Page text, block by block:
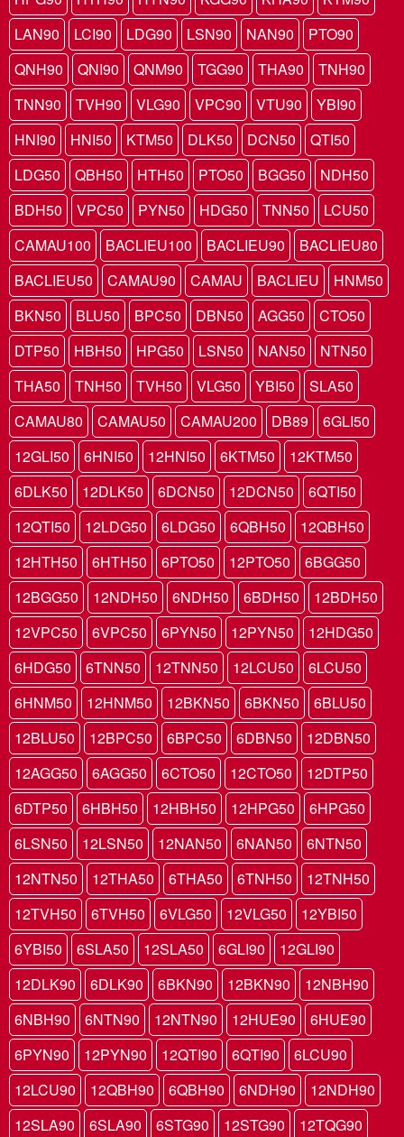
LAN90
LCI90 LDG90 LSN90 NAN90
PTO90
QNH90
QNI90 QNM90 TGG90 THA90
TNH90
TNN90
TVH90 VLG90 VPC90 VTU90
YBI90
HNI90
HNI50 KTM50 DLK50 DCN50
QTI50
LDG50
QBH50 HTH50 PTO50 BGG50
NDH50
BDH50
VPC50 PYN50 HDG50 TNN50
LCU50
CAMAU100
BACLIEU100 BACLIEU90
BACLIEU80
BACLIEU50
CAMAU90 CAMAU BACLIEU
HNM50
BKN50
BLU50 BPC50 DBN50 AGG50
CTO50
DTP50
HBH50 HPG50 LSN50 NAN50
NTN50
THA50
TNH50 TVH50 VLG50 YBI50
SLA50
CAMAU80
CAMAU50 CAMAU200 DB89
6GLI50
12GLI50
6HNI50 12HNI50 6KTM50
12KTM50
6DLK50
12DLK50 6DCN50 12DCN50
6QTI50
12QTI50
12LDG50 6LDG50 6QBH50
12QBH50
12HTH50
6HTH50 6PTO50 12PTO50
6BGG50
12BGG50
12NDH50 6NDH50 6BDH50
12BDH50
12VPC50
6VPC50 6PYN50 12PYN50
12HDG50
6HDG50
6TNN50 12TNN50 12LCU50
6LCU50
6HNM50
12HNM50 12BKN50 6BKN50
6BLU50
12BLU50
12BPC50 6BPC50 6DBN50
12DBN50
12AGG50
6AGG50 6CTO50 12CTO50
12DTP50
6DTP50
6HBH50 12HBH50 12HPG50
6HPG50
6LSN50
12LSN50 12NAN50 6NAN50
6NTN50
12NTN50
12THA50 6THA50 6TNH50
12TNH50
12TVH50
6TVH50 6VLG50 12VLG50
12YBI50
6YBI50
6SLA50 12SLA50 6GLI90
12GLI90
12DLK90
6DLK90 6BKN90 12BKN90
12NBH90
6NBH90
6NTN90 12NTN90 12HUE90
6HUE90
6PYN90
12PYN90 12QTI90 6QTI90
6LCU90
12LCU90
12QBH90 6QBH90 6NDH90
12NDH90
12SLA90
6SLA90 6STG90 12STG90
12TQG90